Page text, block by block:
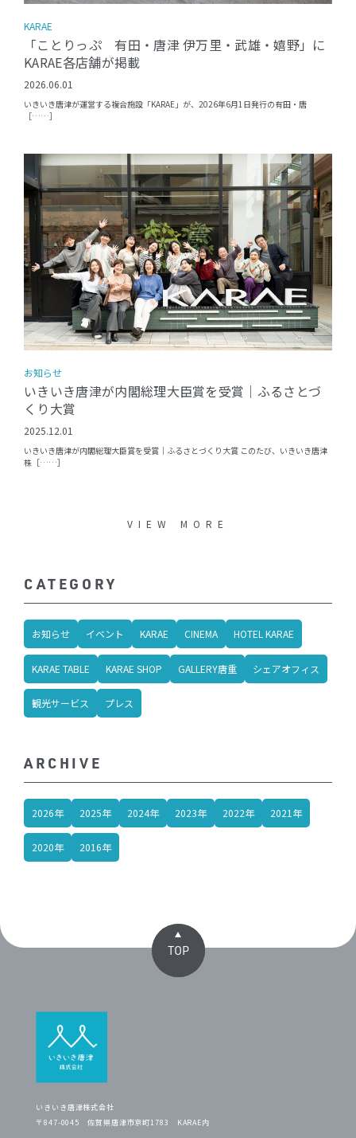
CATEGORY
お知らせ イベント KARAE CINEMA HOTEL KARAE
KARAE TABLE KARAE SHOP GALLERY唐重 シェアオフィス
観光サービス プレス
ARCHIVE
2026年 2025年 2024年 2023年 2022年 2021年
2020年 2016年
KARAE
「ことりっぷ 有田・唐津 伊万里・武雄・嬉野」に
KARAE各店舗が掲載
2026.06.01
いきいき唐津が運営する複合施設「KARAE」が、2026年6月1日発行の有田・唐
［……］
お知らせ
いきいき唐津が内閣総理大臣賞を受賞｜ふるさとづ
くり大賞
2025.12.01
いきいき唐津が内閣総理大臣賞を受賞｜ふるさとづくり大賞 このたび、いきいき唐津
株［……］
VIEW MORE
TOP
いきいき唐津株式会社
〒847-0045 佐賀県唐津市京町1783 KARAE内